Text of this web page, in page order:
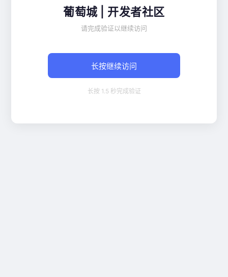
葡萄城 | 开发者社区
请完成验证以继续访问
长按继续访问
长按 1.5 秒完成验证